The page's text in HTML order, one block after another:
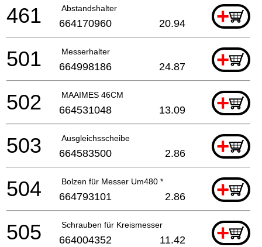
Abstandshalter +
461 664170960 20.94
Messerhalter +
501 664998186 24.87
MAAIMES 46CM +
502 664531048 13.09
Ausgleichsscheibe +
503 664583500 2.86
Bolzen für Messer Um480 * +
504 664793101 2.86
Schrauben für Kreismesser +
505 664004352 11.42